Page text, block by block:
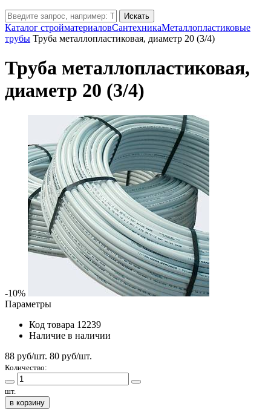
Искать
Каталог стройматериаловСантехникаМеталлопластиковые
трубы Труба металлопластиковая, диаметр 20 (3/4)
Труба металлопластиковая,
диаметр 20 (3/4)
-10%
Параметры
Код товара 12239
Наличие в наличии
88 руб/шт. 80 руб/шт.
Количество:
шт.
в корзину